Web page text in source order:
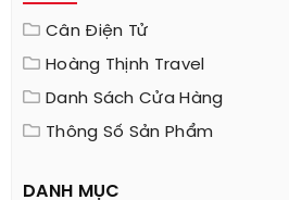
Cân Điện Tử
Hoàng Thịnh Travel
Danh Sách Cửa Hàng
Thông Số Sản Phẩm
DANH MỤC